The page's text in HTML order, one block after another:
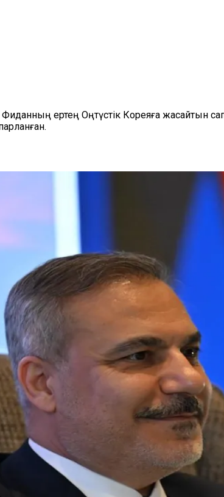
ертең Оңтүстік Кореяға жасайтын